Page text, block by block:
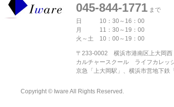
045-844-1771まで
日 10：30～16：00
月 11：30～19：00
火～土 10：00～19：00
〒233-0002 横浜市港南区上大岡
カルチャースクール ライフカレッ
京急「上大岡駅」、横浜市営地下鉄
Copyright © Iware All Rights Reserved.